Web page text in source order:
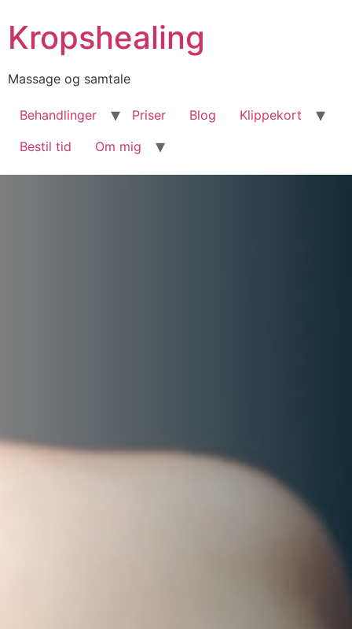
Kropshealing
Massage og samtale
Behandlinger Priser Blog
Klippekort
Bestil tid
Om mig